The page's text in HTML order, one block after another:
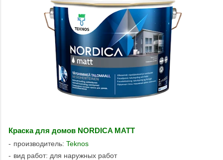
Краска для домов NORDICA MATT
производитель: Teknos
вид работ: для наружных работ